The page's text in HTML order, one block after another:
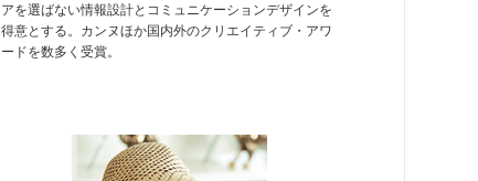
アを選ばない情報設計とコミュニケーションデザインを
得意とする。カンヌほか国内外のクリエイティブ・アワ
ードを数多く受賞。